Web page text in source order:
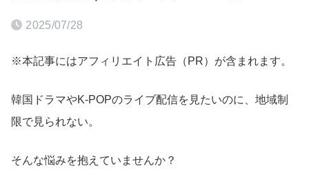
2025/07/28
※本記事にはアフィリエイト広告（PR）が含まれます。
韓国ドラマやK-POPのライブ配信を見たいのに、地域制
限で見られない。
そんな悩みを抱えていませんか？